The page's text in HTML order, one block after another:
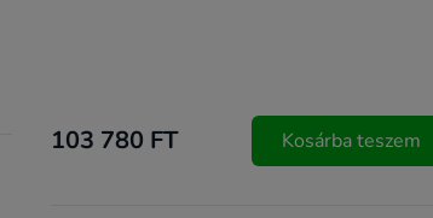
103 780 FT Kosárba teszem